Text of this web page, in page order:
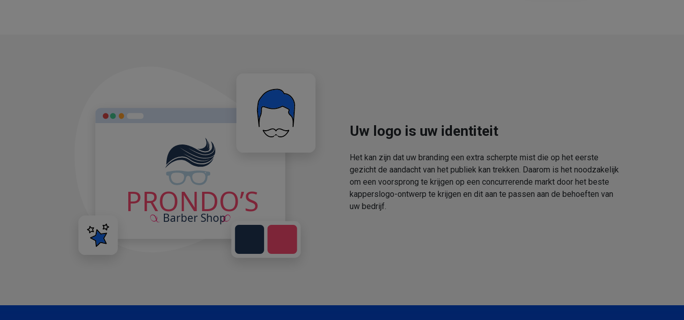
Uw logo is uw identiteit
Het kan zijn dat uw branding een extra scherpte mist die op het eerste
gezicht de aandacht van het publiek kan trekken. Daarom is het noodzakelijk
om een voorsprong te krijgen op een concurrerende markt door het beste
kapperslogo-ontwerp te krijgen en dit aan te passen aan de behoeften van
uw bedrijf.